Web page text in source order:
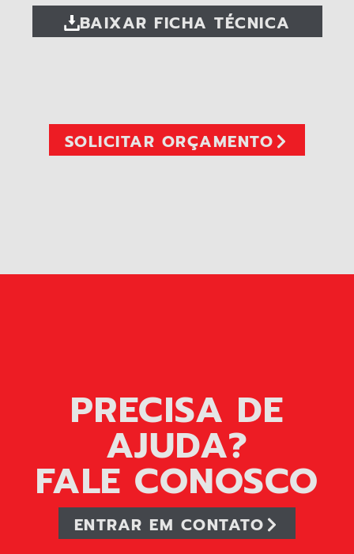
BAIXAR FICHA TÉCNICA
SOLICITAR ORÇAMENTO
PRECISA DE
AJUDA?
FALE CONOSCO
ENTRAR EM CONTATO